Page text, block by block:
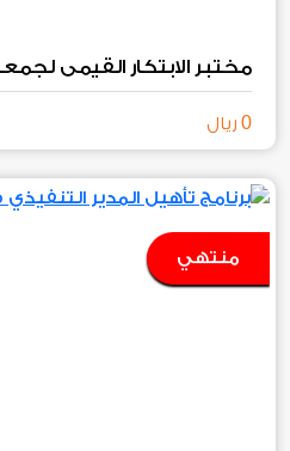
مختبر الابتكار القيمي
0 ريال
منتهي